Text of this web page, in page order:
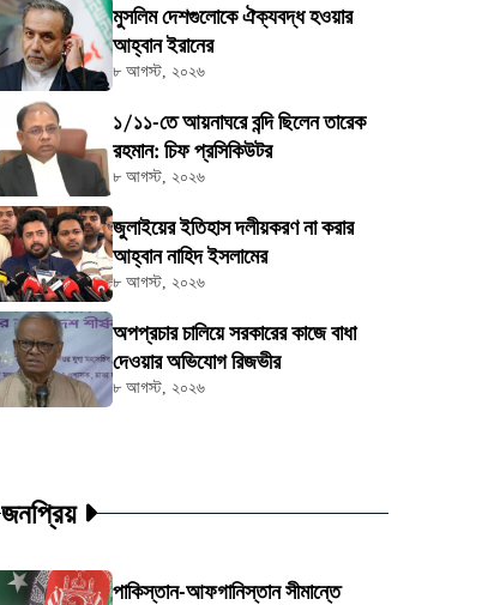
মুসলিম দেশগুলোকে ঐক্যবদ্ধ হওয়ার
আহ্বান ইরানের
৮ আগস্ট, ২০২৬
১/১১-তে আয়নাঘরে বন্দি ছিলেন তারেক
রহমান: চিফ প্রসিকিউটর
৮ আগস্ট, ২০২৬
জুলাইয়ের ইতিহাস দলীয়করণ না করার
আহ্বান নাহিদ ইসলামের
৮ আগস্ট, ২০২৬
অপপ্রচার চালিয়ে সরকারের কাজে বাধা
দেওয়ার অভিযোগ রিজভীর
৮ আগস্ট, ২০২৬
জনপ্রিয়
পাকিস্তান-আফগানিস্তান সীমান্তে